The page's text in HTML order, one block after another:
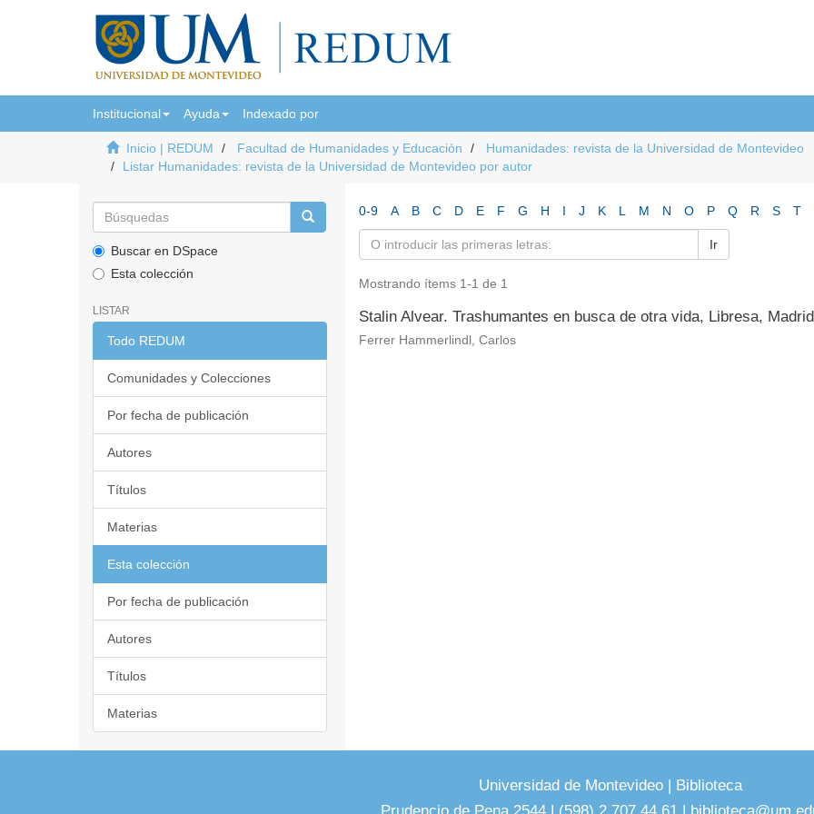
Institucional Ayuda Indexado por
Inicio | REDUM Facultad de Humanidades y Educación
Humanidades: revista de la Universidad de Montevideo
Listar Humanidades: revista de la Universidad de Montevideo por autor
Buscar en DSpace
Esta colección
LISTAR
Todo REDUM
Comunidades y Colecciones
Por fecha de publicación
Autores
Títulos
Materias
Esta colección
Por fecha de publicación
Autores
Títulos
Materias
0-9 A B C D E F G H I J K L M N O P Q R S T
Ir
Mostrando ítems 1-1 de 1
Stalin Alvear. Trashumantes en busca de otra vida, Libresa,
Ferrer Hammerlindl, Carlos
Universidad de Montevideo | Biblioteca